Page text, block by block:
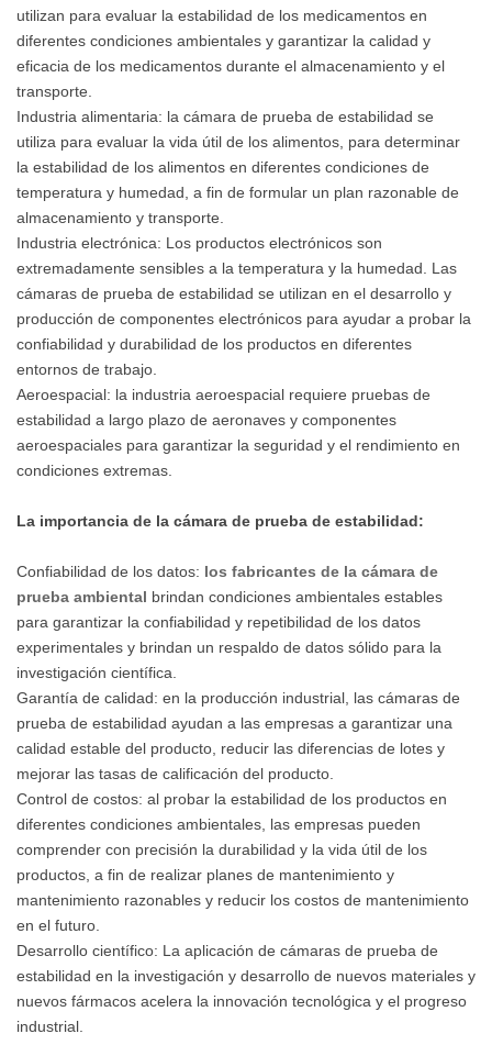
utilizan para evaluar la estabilidad de los medicamentos en
diferentes condiciones ambientales y garantizar la calidad y
eficacia de los medicamentos durante el almacenamiento y el
transporte.
Industria alimentaria: la cámara de prueba de estabilidad se
utiliza para evaluar la vida útil de los alimentos, para determinar
la estabilidad de los alimentos en diferentes condiciones de
temperatura y humedad, a fin de formular un plan razonable de
almacenamiento y transporte.
Industria electrónica: Los productos electrónicos son
extremadamente sensibles a la temperatura y la humedad. Las
cámaras de prueba de estabilidad se utilizan en el desarrollo y
producción de componentes electrónicos para ayudar a probar la
confiabilidad y durabilidad de los productos en diferentes
entornos de trabajo.
Aeroespacial: la industria aeroespacial requiere pruebas de
estabilidad a largo plazo de aeronaves y componentes
aeroespaciales para garantizar la seguridad y el rendimiento en
condiciones extremas.
La importancia de la cámara de prueba de estabilidad:
Confiabilidad de los datos: los fabricantes de la cámara de
prueba ambiental brindan condiciones ambientales estables
para garantizar la confiabilidad y repetibilidad de los datos
experimentales y brindan un respaldo de datos sólido para la
investigación científica.
Garantía de calidad: en la producción industrial, las cámaras de
prueba de estabilidad ayudan a las empresas a garantizar una
calidad estable del producto, reducir las diferencias de lotes y
mejorar las tasas de calificación del producto.
Control de costos: al probar la estabilidad de los productos en
diferentes condiciones ambientales, las empresas pueden
comprender con precisión la durabilidad y la vida útil de los
productos, a fin de realizar planes de mantenimiento y
mantenimiento razonables y reducir los costos de mantenimiento
en el futuro.
Desarrollo científico: La aplicación de cámaras de prueba de
estabilidad en la investigación y desarrollo de nuevos materiales y
nuevos fármacos acelera la innovación tecnológica y el progreso
industrial.